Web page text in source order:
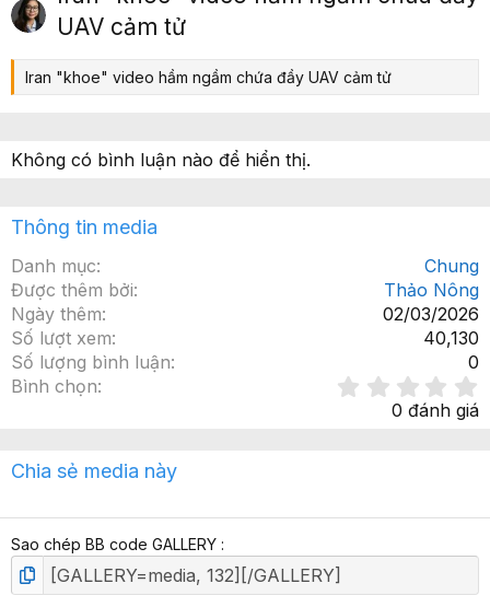
c
UAV cảm tử
Iran "khoe" video hầm ngầm chứa đầy UAV cảm tử
Không có bình luận nào để hiển thị.
Thông tin media
Danh mục
Chung
Được thêm bởi
Thảo Nông
Ngày thêm
02/03/2026
Số lượt xem
40,130
Số lượng bình luận
0
Bình chọn
.
ạ
g
0 đánh giá
Chia sẻ media này
Sao chép BB code GALLERY